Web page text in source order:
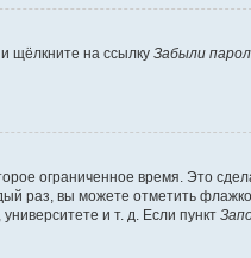
щёлкните на ссылку Забыли
ограниченное время. Это
раз, вы можете отметить
и т. д. Если пункт